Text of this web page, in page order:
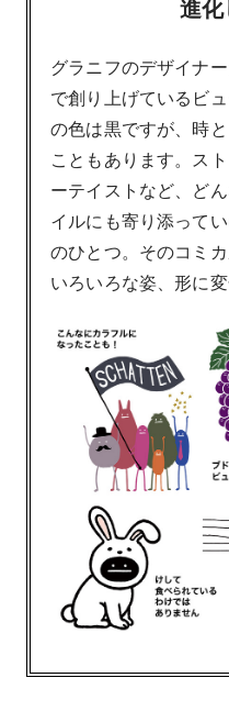
進化
グラニフのデザイナ
で創り上げているビ
の色は黒ですが、時
こともあります。ス
ーテイストなど、ど
イルにも寄り添って
のひとつ。そのコミ
いろいろな姿、形に変